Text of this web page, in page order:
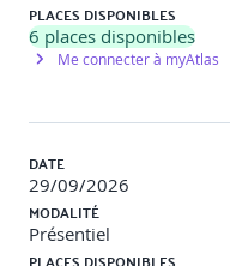
PLACES DISPONIBLES
6 places disponibles
Me connecter à myAtlas
DATE
29/09/2026
MODALITÉ
Présentiel